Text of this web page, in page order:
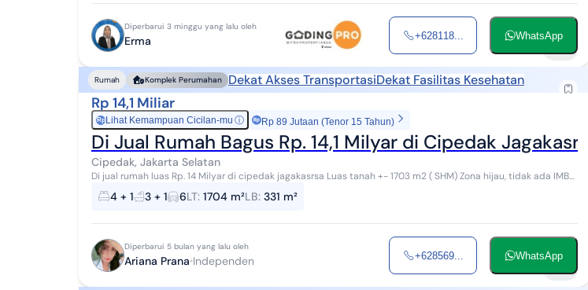
Diperbarui 3 minggu yang lalu oleh
Erma +628118... WhatsApp
Rumah Komplek Perumahan Dekat Akses TransportasiDekat Fasilitas Kesehatan
Rp 14,1 Miliar
RpLihat Kemampuan Cicilan-mu ⓘ Rp 89 Jutaan (Tenor 15 Tahun)
Di Jual Rumah Bagus Rp. 14,1 Milyar di Cipedak Jagakasrsa
Cipedak, Jakarta Selatan
Di jual rumah luas Rp. 14 Milyar di cipedak jagakasrsa Luas tanah +- 1703 m2 ( SHM) Zona hijau, tidak ada IMB
Apresial bank 20 Milyar Luas +- 33...
4 + 1 3 + 1 6LT: 1704 m²LB: 331 m²
Diperbarui 5 bulan yang lalu oleh
Ariana Prana Independen +628569... WhatsApp